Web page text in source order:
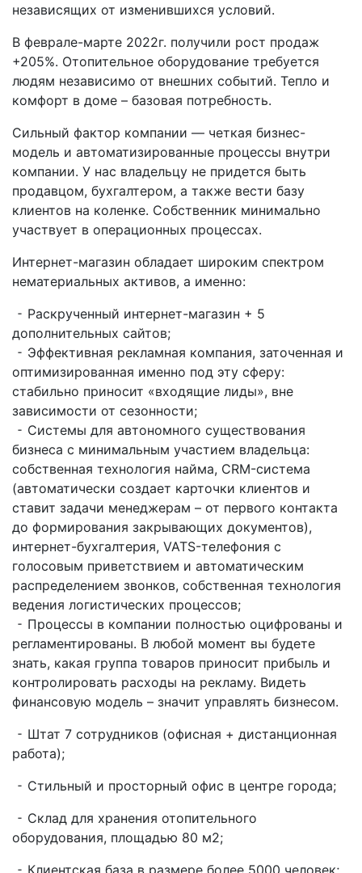
независящих от изменившихся условий.
В феврале-марте 2022г. получили рост продаж
+205%. Отопительное оборудование требуется
людям независимо от внешних событий. Тепло и
комфорт в доме – базовая потребность.
Сильный фактор компании — четкая бизнес-
модель и автоматизированные процессы внутри
компании. У нас владельцу не придется быть
продавцом, бухгалтером, а также вести базу
клиентов на коленке. Собственник минимально
участвует в операционных процессах.
Интернет-магазин обладает широким спектром
нематериальных активов, а именно:
⁃ Раскрученный интернет-магазин + 5
дополнительных сайтов;
⁃ Эффективная рекламная компания, заточенная и
оптимизированная именно под эту сферу:
стабильно приносит «входящие лиды», вне
зависимости от сезонности;
⁃ Системы для автономного существования
бизнеса с минимальным участием владельца:
собственная технология найма, CRM-система
(автоматически создает карточки клиентов и
ставит задачи менеджерам – от первого контакта
до формирования закрывающих документов),
интернет-бухгалтерия, VATS-телефония с
голосовым приветствием и автоматическим
распределением звонков, собственная технология
ведения логистических процессов;
⁃ Процессы в компании полностью оцифрованы и
регламентированы. В любой момент вы будете
знать, какая группа товаров приносит прибыль и
контролировать расходы на рекламу. Видеть
финансовую модель – значит управлять бизнесом.
⁃ Штат 7 сотрудников (офисная + дистанционная
работа);
⁃ Стильный и просторный офис в центре города;
⁃ Склад для хранения отопительного
оборудования, площадью 80 м2;
⁃ Клиентская база в размере более 5000 человек;